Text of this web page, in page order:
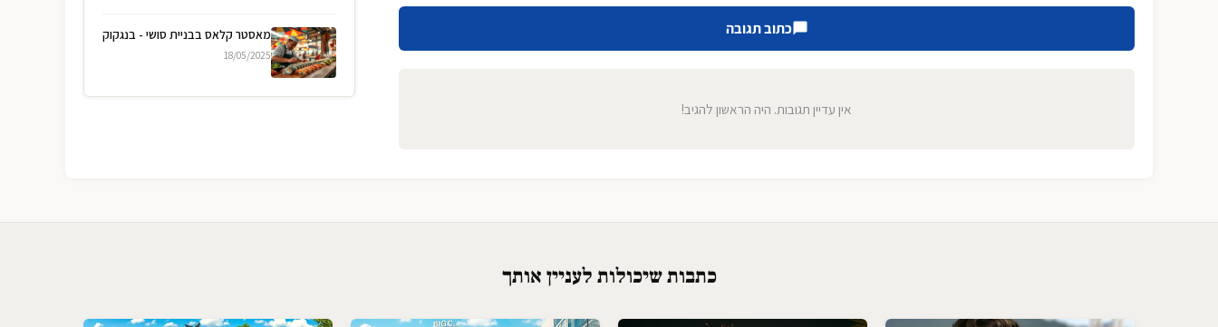
כתוב תגובה
אין עדיין תגובות. היה הראשון להגיב!
מאסטר קלאס בבניית סושי - בנגקוק
18/05/2025
כתבות שיכולות לעניין אותך